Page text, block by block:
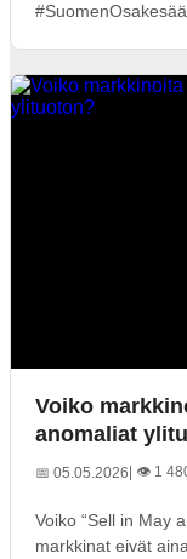
Voiko
anomaliat
📅 05.05.2026| 👁️ 1
Voiko “Sell in May
markkinat eivät